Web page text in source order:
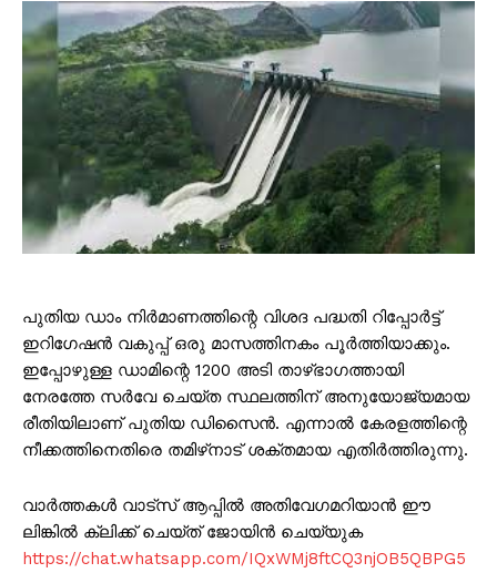
പുതിയ ഡാം നിർമാണത്തിന്റെ വിശദ പദ്ധതി റിപ്പോർട്ട്
ഇറിഗേഷൻ വകുപ്പ് ഒരു മാസത്തിനകം പൂർത്തിയാക്കും.
ഇപ്പോഴുള്ള ഡാമിന്റെ 1200 അടി താഴ്ഭാഗത്തായി
നേരത്തേ സർവേ ചെയ്‌ത സ്ഥലത്തിന് അനുയോജ്യമായ
രീതിയിലാണ് പുതിയ ഡിസൈൻ. എന്നാൽ കേരളത്തിന്റെ
നീക്കത്തിനെതിരെ തമിഴ്‌നാട് ശക്തമായ എതിർത്തിരുന്നു.
വാർത്തകൾ വാട്സ് ആപ്പിൽ അതിവേഗമറിയാൻ ഈ
ലിങ്കിൽ ക്ലിക്ക് ചെയ്ത് ജോയിൻ ചെയ്യുക
https://chat.whatsapp.com/IQxWMj8ftCQ3njOB5QBPG5